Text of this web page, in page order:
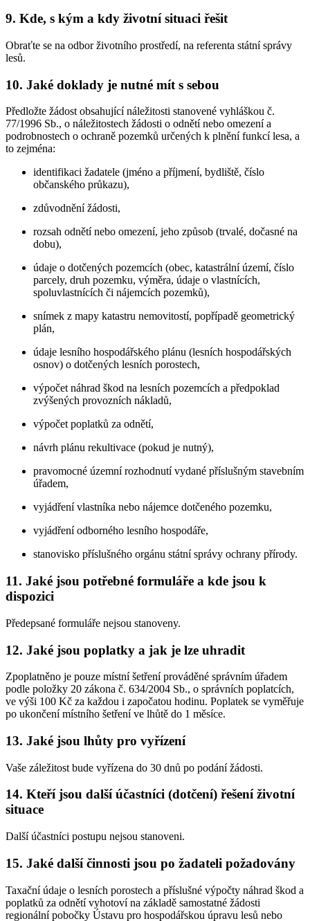
9. Kde, s kým a kdy životní situaci řešit
Obraťte se na odbor životního prostředí, na referenta státní správy
lesů.
10. Jaké doklady je nutné mít s sebou
Předložte žádost obsahující náležitosti stanovené vyhláškou č.
77/1996 Sb., o náležitostech žádosti o odnětí nebo omezení a
podrobnostech o ochraně pozemků určených k plnění funkcí lesa, a
to zejména:
identifikaci žadatele (jméno a příjmení, bydliště, číslo
občanského průkazu),
zdůvodnění žádosti,
rozsah odnětí nebo omezení, jeho způsob (trvalé, dočasné na
dobu),
údaje o dotčených pozemcích (obec, katastrální území, číslo
parcely, druh pozemku, výměra, údaje o vlastnících,
spoluvlastnících či nájemcích pozemků),
snímek z mapy katastru nemovitostí, popřípadě geometrický
plán,
údaje lesního hospodářského plánu (lesních hospodářských
osnov) o dotčených lesních porostech,
výpočet náhrad škod na lesních pozemcích a předpoklad
zvýšených provozních nákladů,
výpočet poplatků za odnětí,
návrh plánu rekultivace (pokud je nutný),
pravomocné územní rozhodnutí vydané příslušným stavebním
úřadem,
vyjádření vlastníka nebo nájemce dotčeného pozemku,
vyjádření odborného lesního hospodáře,
stanovisko příslušného orgánu státní správy ochrany přírody.
11. Jaké jsou potřebné formuláře a kde jsou k
dispozici
Předepsané formuláře nejsou stanoveny.
12. Jaké jsou poplatky a jak je lze uhradit
Zpoplatněno je pouze místní šetření prováděné správním úřadem
podle položky 20 zákona č. 634/2004 Sb., o správních poplatcích,
ve výši 100 Kč za každou i započatou hodinu. Poplatek se vyměřuje
po ukončení místního šetření ve lhůtě do 1 měsíce.
13. Jaké jsou lhůty pro vyřízení
Vaše záležitost bude vyřízena do 30 dnů po podání žádosti.
14. Kteří jsou další účastníci (dotčení) řešení životní
situace
Další účastníci postupu nejsou stanoveni.
15. Jaké další činnosti jsou po žadateli požadovány
Taxační údaje o lesních porostech a příslušné výpočty náhrad škod a
poplatků za odnětí vyhotoví na základě samostatné žádosti
regionální pobočky Ústavu pro hospodářskou úpravu lesů nebo